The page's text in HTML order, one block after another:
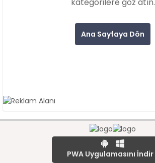
Ana Sayfaya Dön
PWA Uygulamasını İndir